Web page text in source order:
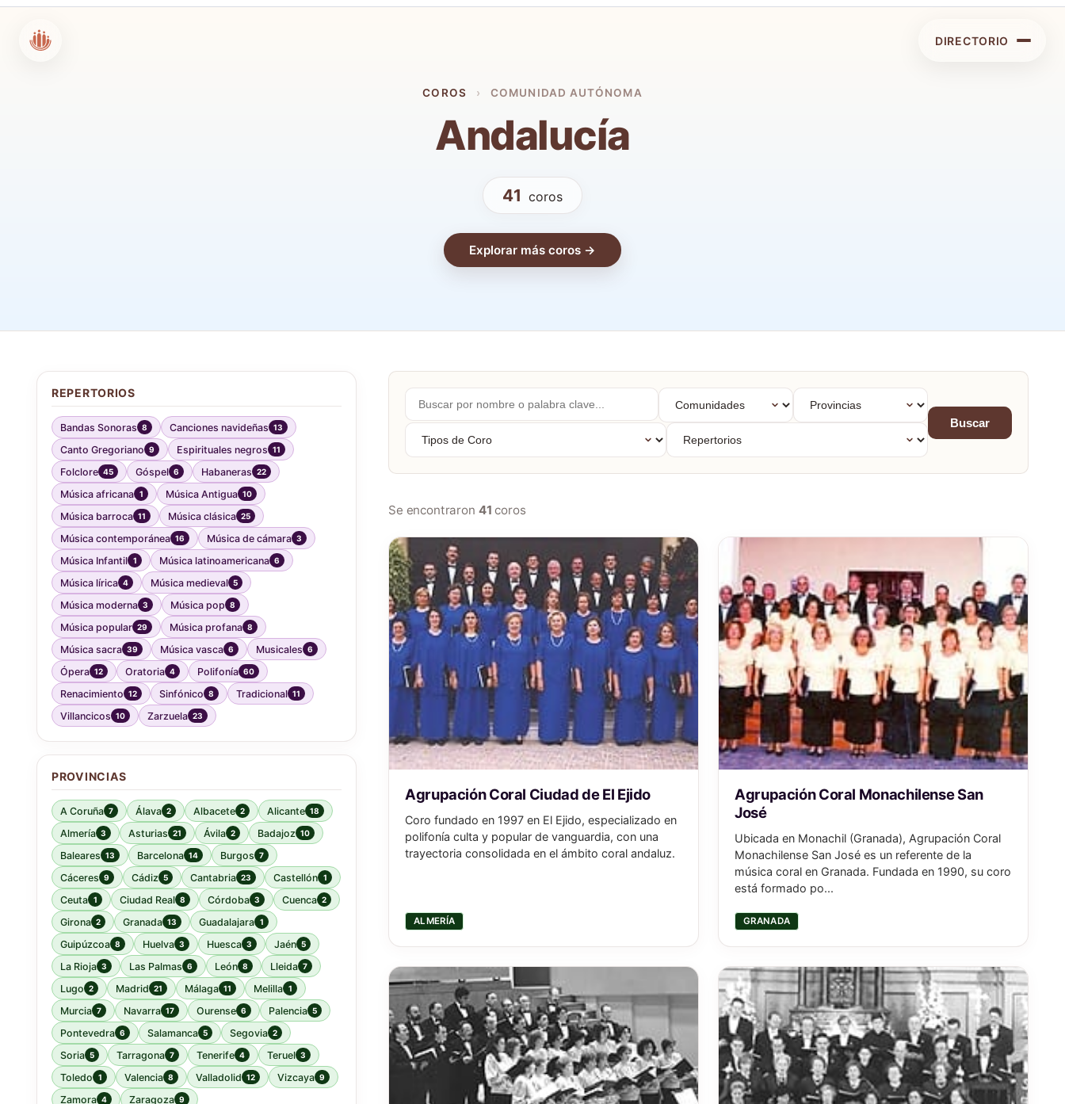
COROS › COMUNIDAD AUTÓNOMA
Andalucía
41 coros
Explorar más coros →
REPERTORIOS
Bandas Sonoras 8 Canciones navideñas 13
Canto Gregoriano 9 Espirituales negros 11
Folclore 45 Góspel 6 Habaneras 22
Música africana 1 Música Antigua 10
Música barroca 11 Música clásica 25
Música contemporánea 16 Música de cámara 3
Música Infantil 1 Música latinoamericana 6
Música lírica 4 Música medieval 5
Música moderna 3 Música pop 8
Música popular 29 Música profana 8
Música sacra 39 Música vasca 6 Musicales 6
Ópera 12 Oratoria 4 Polifonía 60
Renacimiento 12 Sinfónico 8 Tradicional 11
Villancicos 10 Zarzuela 23
PROVINCIAS
A Coruña 7 Álava 2 Albacete 2 Alicante 18
Almería 3 Asturias 21 Ávila 2 Badajoz 10
Baleares 13 Barcelona 14 Burgos 7
Cáceres 9 Cádiz 5 Cantabria 23 Castellón 1
Ceuta 1 Ciudad Real 8 Córdoba 3 Cuenca 2
Girona 2 Granada 13 Guadalajara 1
Guipúzcoa 8 Huelva 3 Huesca 3 Jaén 5
La Rioja 3 Las Palmas 6 León 8 Lleida 7
Lugo 2 Madrid 21 Málaga 11 Melilla 1
Murcia 7 Navarra 17 Ourense 6 Palencia 5
Pontevedra 6 Salamanca 5 Segovia 2
Soria 5 Tarragona 7 Tenerife 4 Teruel 3
Toledo 1 Valencia 8 Valladolid 12 Vizcaya 9
Zamora 4 Zaragoza 9
Buscar
por
nombre...
Comunidades
Autónomas
Provincias
Tipos
Coro
Repertorios Buscar
Se encontraron 41 coros
Agrupación Coral Ciudad de El Ejido
Coro fundado en 1997 en El Ejido, especializado en
polifonía culta y popular de vanguardia, con una
trayectoria consolidada en el ámbito coral andaluz.
ALMERÍA
Agrupación Coral Monachilense San
José
Ubicada en Monachil (Granada), Agrupación Coral
Monachilense San José es un referente de la
música coral en Granada. Fundada en 1990, su coro
está formado po...
GRANADA
DIRECTORIO